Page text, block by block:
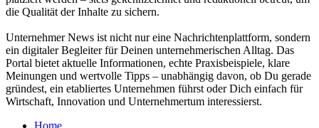
die Qualität der Inhalte zu sichern.
Unternehmer News ist nicht nur eine Nachrichtenplattform, sondern
ein digitaler Begleiter für Deinen unternehmerischen Alltag. Das
Portal bietet aktuelle Informationen, echte Praxisbeispiele, klare
Meinungen und wertvolle Tipps – unabhängig davon, ob Du gerade
gründest, ein etabliertes Unternehmen führst oder Dich einfach für
Wirtschaft, Innovation und Unternehmertum interessierst.
Home